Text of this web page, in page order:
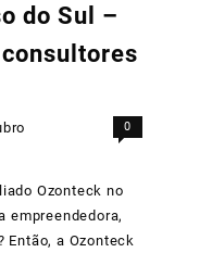
do Sul –
0
Ozonteck no
empreendedora,
Então, a Ozonteck